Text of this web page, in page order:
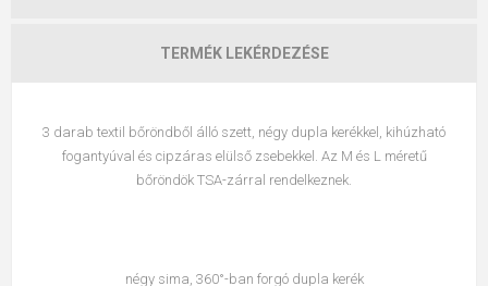
TERMÉK LEKÉRDEZÉSE
3 darab textil bőröndből álló szett, négy dupla kerékkel, kihúzható
fogantyúval és cipzáras elülső zsebekkel. Az M és L méretű
bőröndök TSA-zárral rendelkeznek.
négy sima, 360°-ban forgó dupla kerék